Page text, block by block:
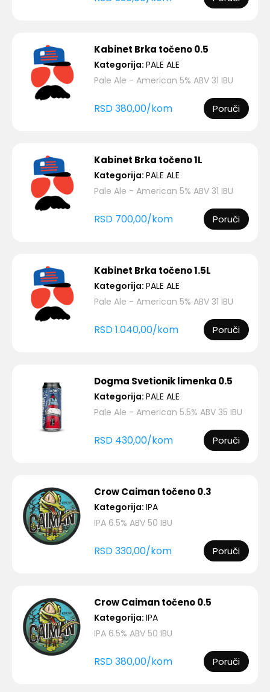
Kabinet Brka točeno 0.5
Kategorija: PALE ALE
Pale Ale - American 5% ABV 31 IBU
RSD380,00/kom Poruči
Kabinet Brka točeno 1L
Kategorija: PALE ALE
Pale Ale - American 5% ABV 31 IBU
RSD 700,00/kom Poruči
Kabinet Brka točeno 1.5L
Kategorija: PALE ALE
Pale Ale - American 5% ABV 31 IBU
RSD1.040,00/kom Poruči
Dogma Svetionik limenka 0.5
Kategorija: PALE ALE
Pale Ale - American 5.5% ABV 35 IBU
RSD 430,00/kom Poruči
Crow Caiman točeno 0.3
Kategorija: IPA
IPA 6.5% ABV 50 IBU
RSD330,00/kom Poruči
Crow Caiman točeno 0.5
Kategorija: IPA
IPA 6.5% ABV 50 IBU
RSD380,00/kom Poruči